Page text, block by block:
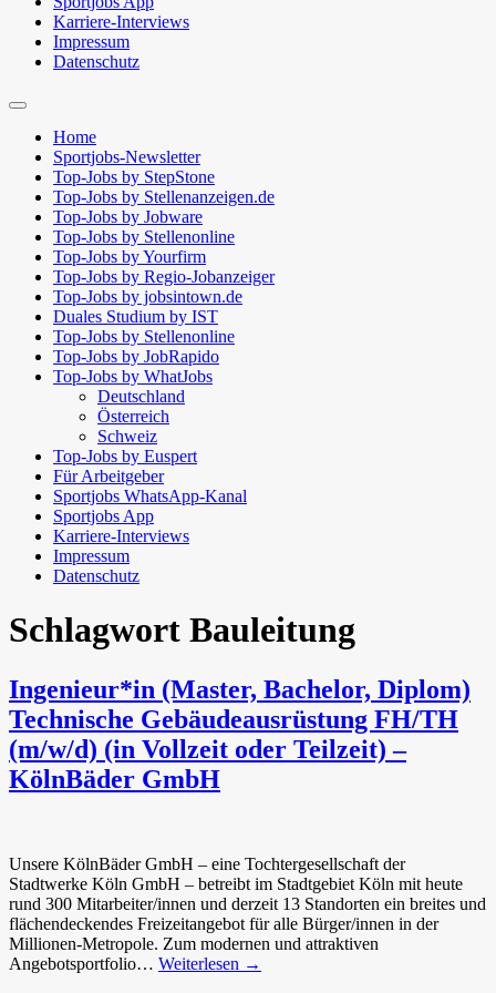
Karriere-Interviews
Impressum
Datenschutz
Suchfeld
ein-/ausblenden
Home
Sportjobs-Newsletter
Top-Jobs by StepStone
Top-Jobs by Stellenanzeigen.de
Top-Jobs by Jobware
Top-Jobs by Stellenonline
Top-Jobs by Yourfirm
Top-Jobs by Regio-Jobanzeiger
Top-Jobs by jobsintown.de
Duales Studium by IST
Top-Jobs by Stellenonline
Top-Jobs by JobRapido
Top-Jobs by WhatJobs
Deutschland
Österreich
Schweiz
Top-Jobs by Euspert
Für Arbeitgeber
Sportjobs WhatsApp-Kanal
Sportjobs App
Karriere-Interviews
Impressum
Datenschutz
Schlagwort Bauleitung
Ingenieur*in (Master, Bachelor, Diplom)
Technische Gebäudeausrüstung FH/TH
(m/w/d) (in Vollzeit oder Teilzeit) –
KölnBäder GmbH
Unsere KölnBäder GmbH – eine Tochtergesellschaft der
Stadtwerke Köln GmbH – betreibt im Stadtgebiet Köln mit heute
rund 300 Mitarbeiter/innen und derzeit 13 Standorten ein breites und
flächendeckendes Freizeitangebot für alle Bürger/innen in der
Millionen-Metropole. Zum modernen und attraktiven
Angebotsportfolio… Weiterlesen →